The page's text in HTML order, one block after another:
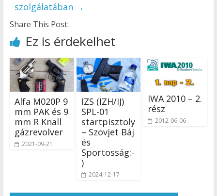
szolgálatában →
Share This Post:
Ez is érdekelhet
Alfa M020P 9
mm PAK és 9
mm R Knall
gázrevolver
2021-09-21
IZS (IZH/IJ)
SPL-01
startpisztoly
– Szovjet Báj
és
Sportosság:-
)
2024-12-17
IWA 2010 – 2.
rész
2012-06-06